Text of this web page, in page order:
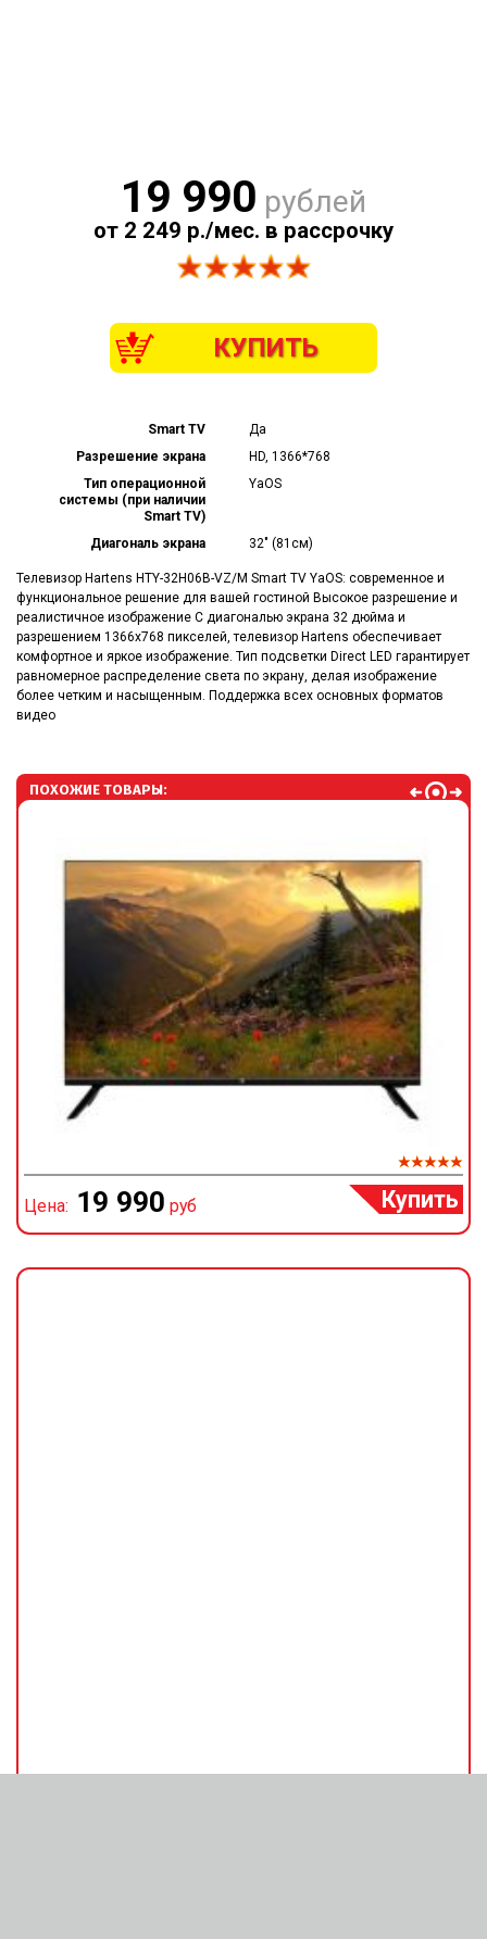
19 990 рублей
от 2 249 р./мес. в рассрочку
КУПИТЬ
Smart TV
Да
Разрешение экрана
HD, 1366*768
Тип операционной
системы (при наличии
Smart TV)
YaOS
Диагональ экрана 32" (81см)
Телевизор Hartens HTY-32H06B-VZ/M Smart TV YaOS: современное и
функциональное решение для вашей гостиной Высокое разрешение и
реалистичное изображение С диагональю экрана 32 дюйма и
разрешением 1366x768 пикселей, телевизор Hartens обеспечивает
комфортное и яркое изображение. Тип подсветки Direct LED гарантирует
равномерное распределение света по экрану, делая изображение
более четким и насыщенным. Поддержка всех основных форматов
видео
ПОХОЖИЕ ТОВАРЫ:
Цена: 19 990 руб Купить